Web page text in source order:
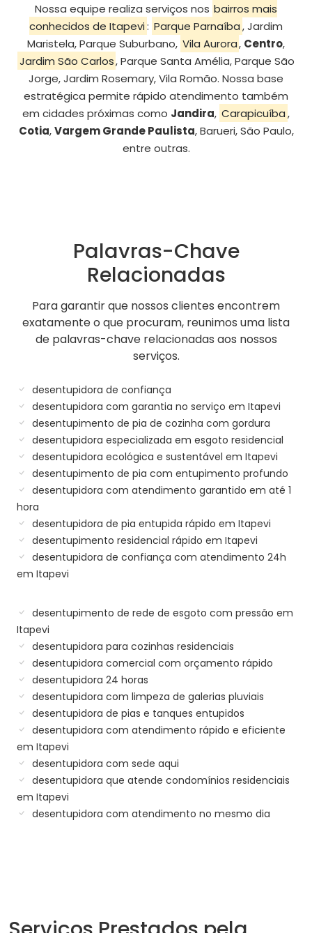
Nossa equipe realiza serviços nos bairros mais
conhecidos de Itapevi: Parque Parnaíba, Jardim
Maristela, Parque Suburbano, Vila Aurora, Centro,
Jardim São Carlos, Parque Santa Amélia, Parque São
Jorge, Jardim Rosemary, Vila Romão. Nossa base
estratégica permite rápido atendimento também
em cidades próximas como Jandira, Carapicuíba,
Cotia,Vargem Grande Paulista, Barueri, São Paulo,
entre outras.
Palavras-Chave
Relacionadas
Para garantir que nossos clientes encontrem
exatamente o que procuram, reunimos uma lista
de palavras-chave relacionadas aos nossos
serviços.
desentupidora de confiança
desentupidora com garantia no serviço em Itapevi
desentupimento de pia de cozinha com gordura
desentupidora especializada em esgoto residencial
desentupidora ecológica e sustentável em Itapevi
desentupimento de pia com entupimento profundo
desentupidora com atendimento garantido em até 1
hora
desentupidora de pia entupida rápido em Itapevi
desentupimento residencial rápido em Itapevi
desentupidora de confiança com atendimento 24h
em Itapevi
desentupimento de rede de esgoto com pressão em
Itapevi
desentupidora para cozinhas residenciais
desentupidora comercial com orçamento rápido
desentupidora 24 horas
desentupidora com limpeza de galerias pluviais
desentupidora de pias e tanques entupidos
desentupidora com atendimento rápido e eficiente
em Itapevi
desentupidora com sede aqui
desentupidora que atende condomínios residenciais
em Itapevi
desentupidora com atendimento no mesmo dia